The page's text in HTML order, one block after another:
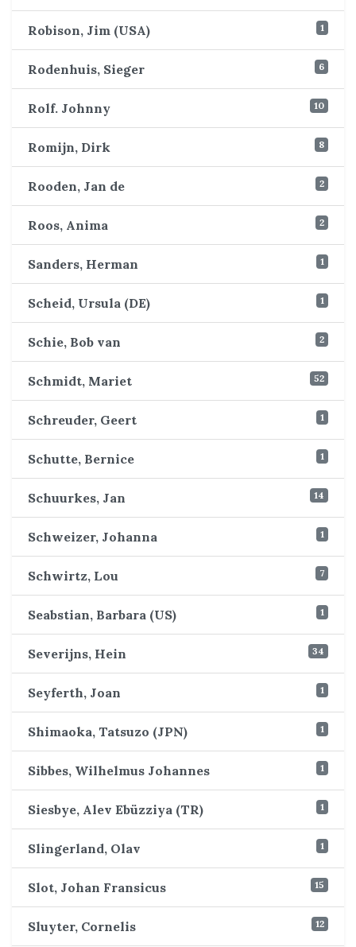
Robison, Jim (USA) 1
Rodenhuis, Sieger 6
Rolf. Johnny 10
Romijn, Dirk 8
Rooden, Jan de 2
Roos, Anima 2
Sanders, Herman 1
Scheid, Ursula (DE) 1
Schie, Bob van 2
Schmidt, Mariet 52
Schreuder, Geert 1
Schutte, Bernice 1
Schuurkes, Jan 14
Schweizer, Johanna 1
Schwirtz, Lou 7
Seabstian, Barbara (US) 1
Severijns, Hein 34
Seyferth, Joan 1
Shimaoka, Tatsuzo (JPN) 1
Sibbes, Wilhelmus Johannes 1
Siesbye, Alev Ebüzziya (TR) 1
Slingerland, Olav 1
Slot, Johan Fransicus 15
Sluyter, Cornelis 12